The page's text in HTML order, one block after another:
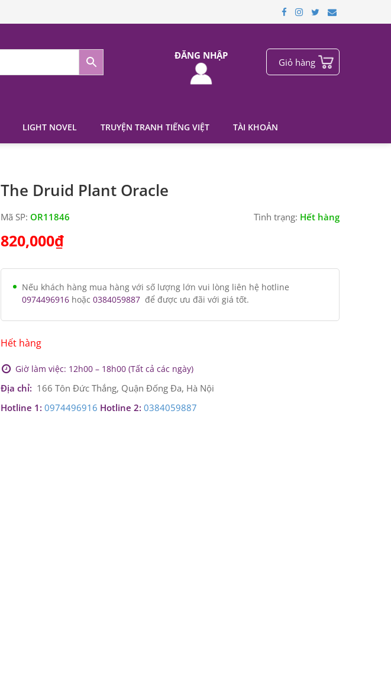
Giỏ hàng
ĐĂNG NHẬP
LIGHT NOVEL TRUYỆN TRANH TIẾNG VIỆT TÀI KHOẢN
The Druid Plant Oracle
Mã SP: OR11846 Tình trạng: Hết hàng
820,000₫
Nếu khách hàng mua hàng với số lượng lớn vui lòng liên hệ hotline
0974496916hoặc 0384059887để được ưu đãi với giá tốt.
Hết hàng
Giờ làm việc: 12h00 – 18h00 (Tất cả các ngày)
Địa chỉ: 166 Tôn Đức Thắng, Quận Đống Đa, Hà Nội
Hotline 1: 0974496916 Hotline 2: 0384059887